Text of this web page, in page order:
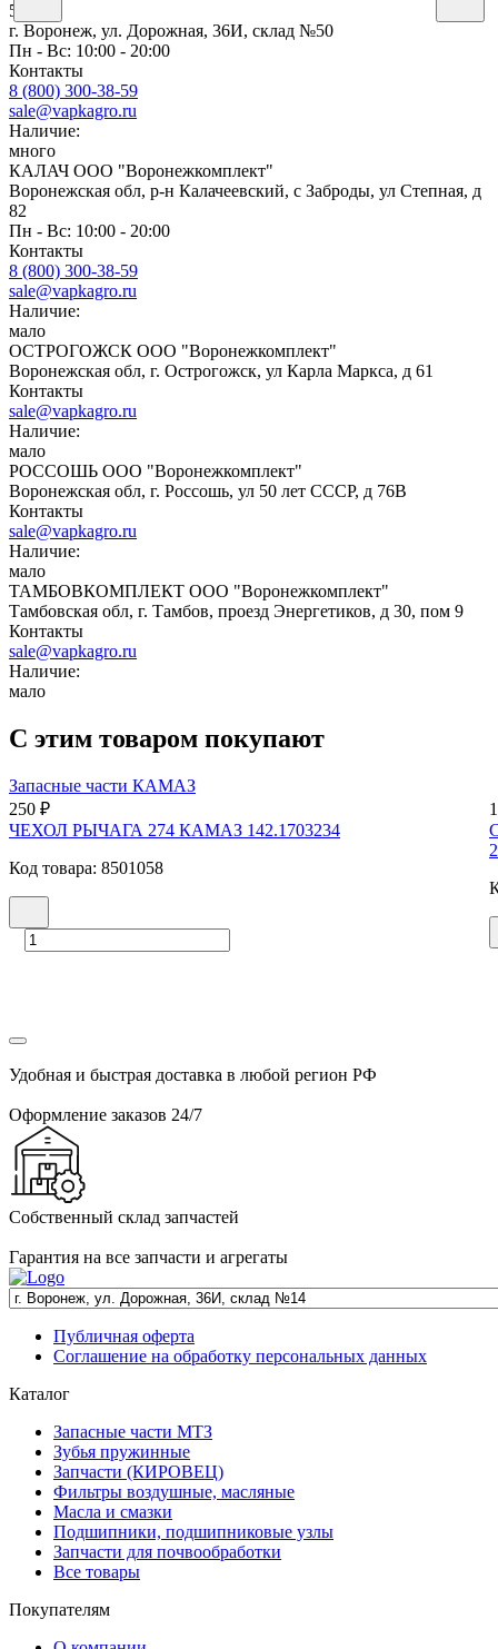
50
г. Воронеж, ул. Дорожная, 36И, склад №50
Пн - Вс: 10:00 - 20:00
Контакты
8 (800) 300-38-59
sale@vapkagro.ru
Наличие:
много
КАЛАЧ ООО "Воронежкомплект"
Воронежская обл, р-н Калачеевский, с Заброды, ул Степная, д
82
Пн - Вс: 10:00 - 20:00
Контакты
8 (800) 300-38-59
sale@vapkagro.ru
Наличие:
мало
ОСТРОГОЖСК ООО "Воронежкомплект"
Воронежская обл, г. Острогожск, ул Карла Маркса, д 61
Контакты
sale@vapkagro.ru
Наличие:
мало
РОССОШЬ ООО "Воронежкомплект"
Воронежская обл, г. Россошь, ул 50 лет СССР, д 76В
Контакты
sale@vapkagro.ru
Наличие:
мало
ТАМБОВКОМПЛЕКТ ООО "Воронежкомплект"
Тамбовская обл, г. Тамбов, проезд Энергетиков, д 30, пом 9
Контакты
sale@vapkagro.ru
Наличие:
мало
С этим товаром покупают
Запасные части КАМАЗ
250 ₽
ЧЕХОЛ РЫЧАГА 274 КАМАЗ 142.1703234
Код товара: 8501058
Удобная и быстрая доставка в любой регион РФ
Оформление заказов 24/7
Собственный склад запчастей
Гарантия на все запчасти и агрегаты
Публичная оферта
Соглашение на обработку персональных данных
Каталог
Запасные части МТЗ
Зубья пружинные
Запчасти (КИРОВЕЦ)
Фильтры воздушные, масляные
Масла и смазки
Подшипники, подшипниковые узлы
Запчасти для почвообработки
Все товары
Покупателям